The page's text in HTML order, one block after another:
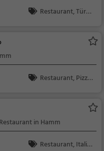
Restaurant, Türki
Restaurant, Pizza,
in Hamm
Restaurant, Italie